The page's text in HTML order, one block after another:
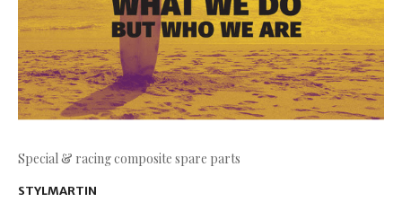
Special & racing composite spare parts
STYLMARTIN